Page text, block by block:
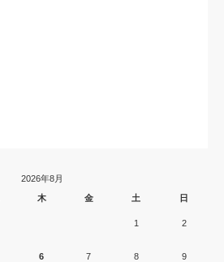
2026年8月
木 金 土 日
1 2
6 7 8 9